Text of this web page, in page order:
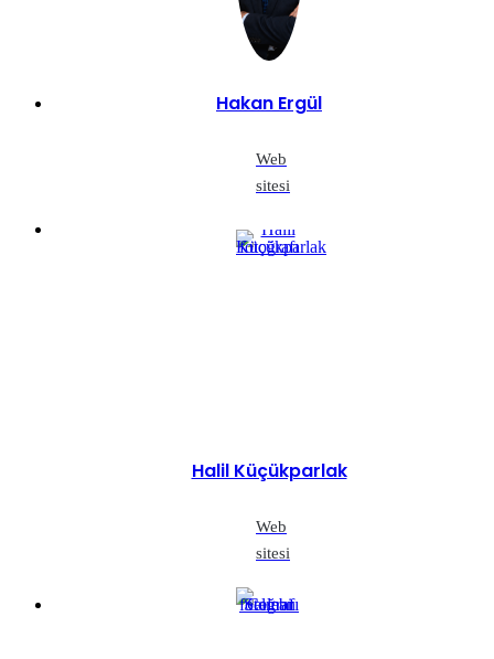
Hakan Ergül
Web
sitesi
Halil Küçükparlak
Web
sitesi